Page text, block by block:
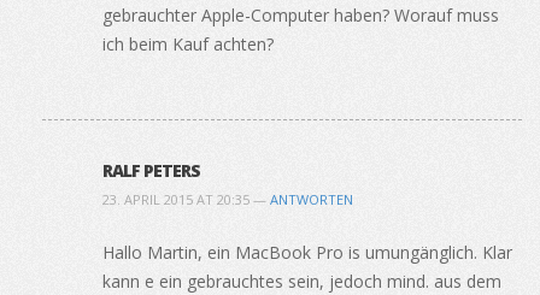
gebrauchter Apple-Computer haben? Worauf muss
ich beim Kauf achten?
RALF PETERS
23. APRIL 2015 AT 20:35 — ANTWORTEN
Hallo Martin, ein MacBook Pro is umungänglich. Klar
kann e ein gebrauchtes sein, jedoch mind. aus dem